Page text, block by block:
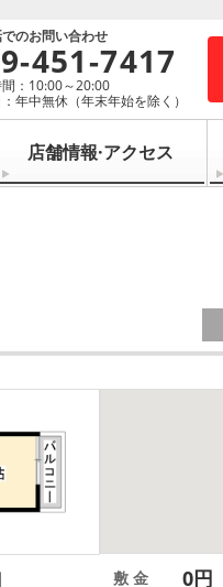
のお問い合わせ
451-7417
：10:00～20:00
年中無休（年末年始を除く）
店舗情報·アクセス
敷 金 0円